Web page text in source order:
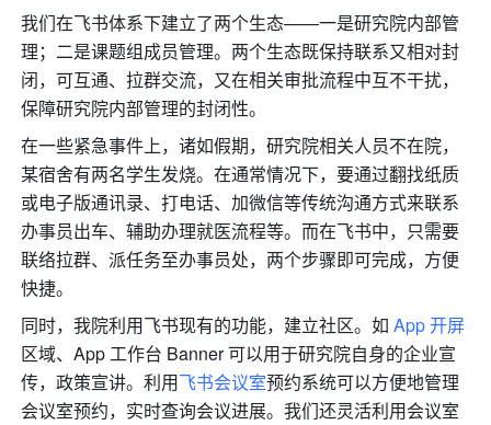
我们在飞书体系下建立了两个生态——一是研究院内部管
理；二是课题组成员管理。两个生态既保持联系又相对封
闭，可互通、拉群交流，又在相关审批流程中互不干扰，
保障研究院内部管理的封闭性。
在一些紧急事件上，诸如假期，研究院相关人员不在院，
某宿舍有两名学生发烧。在通常情况下，要通过翻找纸质
或电子版通讯录、打电话、加微信等传统沟通方式来联系
办事员出车、辅助办理就医流程等。而在飞书中，只需要
联络拉群、派任务至办事员处，两个步骤即可完成，方便
快捷。
同时，我院利用飞书现有的功能，建立社区。如 App 开屏
区域、App 工作台 Banner 可以用于研究院自身的企业宣
传，政策宣讲。利用飞书会议室预约系统可以方便地管理
会议室预约，实时查询会议进展。我们还灵活利用会议室